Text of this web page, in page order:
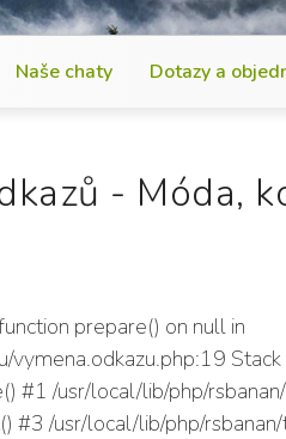
Naše chaty Dotazy a
- Móda,
prepare() on null in
vymena.odkazu.php:19
#1 /usr/local/lib/php/
#3 /usr/local/lib/php/